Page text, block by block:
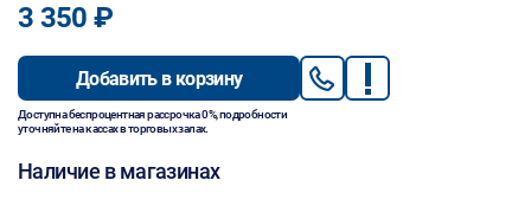
3 350 ₽
Добавить в корзину
Доступна беспроцентная рассрочка 0%, подробности
уточняйте на кассах в торговых залах.
Наличие в магазинах